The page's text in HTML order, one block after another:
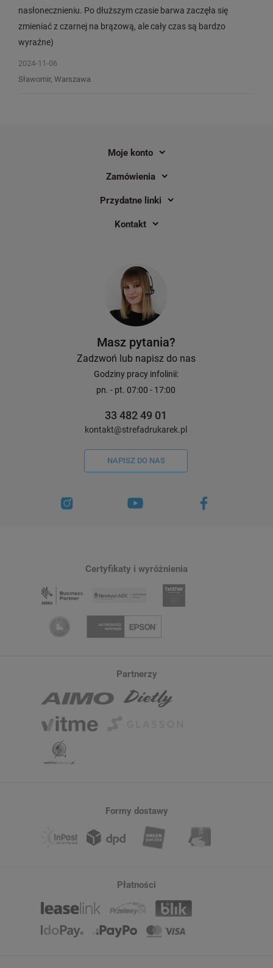
Mini drukarka etykiet Phomemo
M110 czarna 203 dpi / do 50 mm / PC
/ Mac / Smartfon / BT / USB
159,00 zł
Etykiety Phomemo
mm 140 szt. /
do drukarek serii M
nasłonecznieniu. Po dłuższym czasie barwa zaczęła się
zmieniać z czarnej na brązową, ale cały czas są bardzo
wyraźne)
2024-11-06
Sławomir, Warszawa
Moje konto
Zamówienia
Przydatne linki
Kontakt
Masz pytania?
Zadzwoń lub napisz do nas
Godziny pracy infolinii:
pn. - pt. 07:00 - 17:00
33 482 49 01
kontakt@strefadrukarek.pl
NAPISZ DO NAS
Certyfikaty i wyróżnienia
Partnerzy
Formy dostawy
Płatności